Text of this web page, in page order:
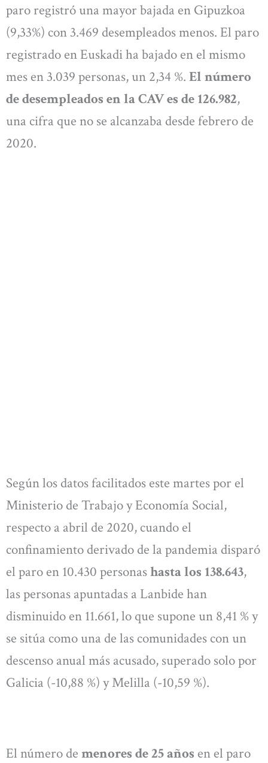
paro registró una mayor bajada en Gipuzkoa
(9,33%) con 3.469 desempleados menos. El paro
registrado en Euskadi ha bajado en el mismo
mes en 3.039 personas, un 2,34 %. El número
de desempleados en la CAV es de 126.982,
una cifra que no se alcanzaba desde febrero de
2020.
Según los datos facilitados este martes por el
Ministerio de Trabajo y Economía Social,
respecto a abril de 2020, cuando el
confinamiento derivado de la pandemia disparó
el paro en 10.430 personashasta los 138.643,
las personas apuntadas a Lanbide han
disminuido en 11.661, lo que supone un 8,41 % y
se sitúa como una de las comunidades con un
descenso anual más acusado, superado solo por
Galicia (-10,88 %) y Melilla (-10,59 %).
El número de menores de 25 años en el paro